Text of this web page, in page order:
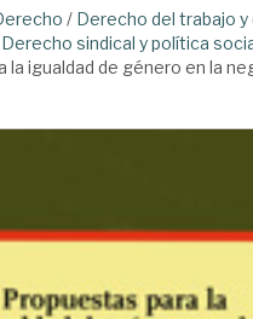
/ Derecho del trabajo y
Derecho sindical y política
la igualdad de género en la